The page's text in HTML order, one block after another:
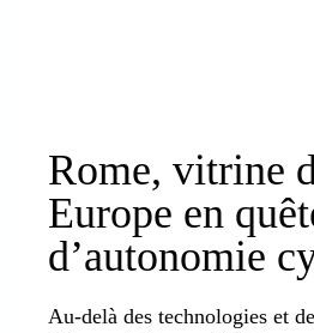
Rome, vitrine
Europe en
d’autonomie
Au-delà des technologies et